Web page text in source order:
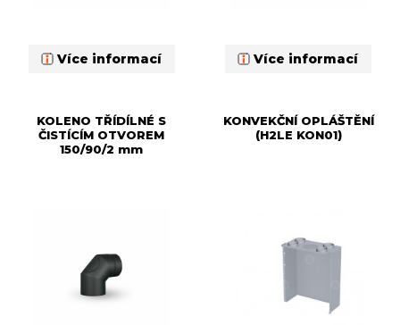
Více informací Více informací
KOLENO TŘÍDÍLNÉ S
ČISTÍCÍM OTVOREM
150/90/2 mm
KONVEKČNÍ OPLÁŠTĚNÍ
(H2LE KON01)